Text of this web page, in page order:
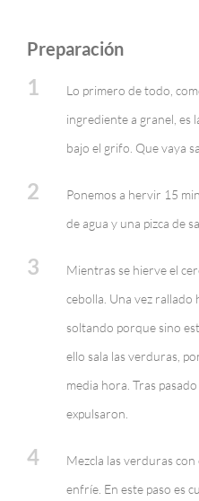
Preparación
1
Lo primero de todo,
ingrediente a granel, es
bajo el grifo. Que vaya
2
Ponemos a hervir 15
de agua y una pizca de
3
Mientras se hierve el
cebolla. Una vez rallado
soltando porque sino
ello sala las verduras,
media hora. Tras
expulsaron.
4
Mezcla las verduras
enfríe. En este paso es